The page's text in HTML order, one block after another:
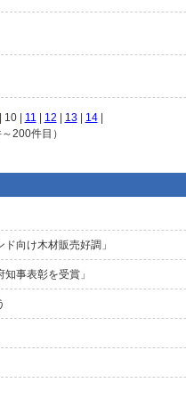
| 11 12 13| 14|
200件目）
向け木材販売好調」
事表彰を受賞」